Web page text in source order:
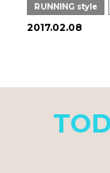
RUNNING style
2017.02.08